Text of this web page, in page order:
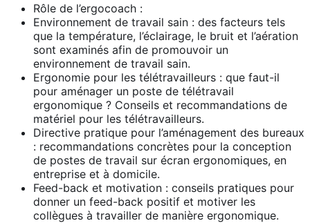
Rôle de l’ergocoach :
Environnement de travail sain : des facteurs tels
que la température, l’éclairage, le bruit et l’aération
sont examinés afin de promouvoir un
environnement de travail sain.
Ergonomie pour les télétravailleurs : que faut-il
pour aménager un poste de télétravail
ergonomique ? Conseils et recommandations de
matériel pour les télétravailleurs.
Directive pratique pour l’aménagement des bureaux
: recommandations concrètes pour la conception
de postes de travail sur écran ergonomiques, en
entreprise et à domicile.
Feed-back et motivation : conseils pratiques pour
donner un feed-back positif et motiver les
collègues à travailler de manière ergonomique.